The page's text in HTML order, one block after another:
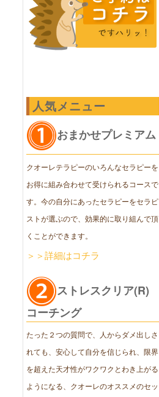
人気メニュー
おまかせプレミアム
クオーレテラピーのいろんなセラピーを
お得に組み合わせて受けられるコースで
す。今の自分にあったセラピーをセラピ
ストが選ぶので、効果的に取り組んで頂
くことができます。
＞＞詳細はコチラ
ストレスクリア(R)
コーチング
たった２つの質問で、人からダメ出しさ
れても、安心して自分を信じられ、限界
を超えた天才性がワクワクとわき上がる
ようになる、クオーレのオススメのセッ